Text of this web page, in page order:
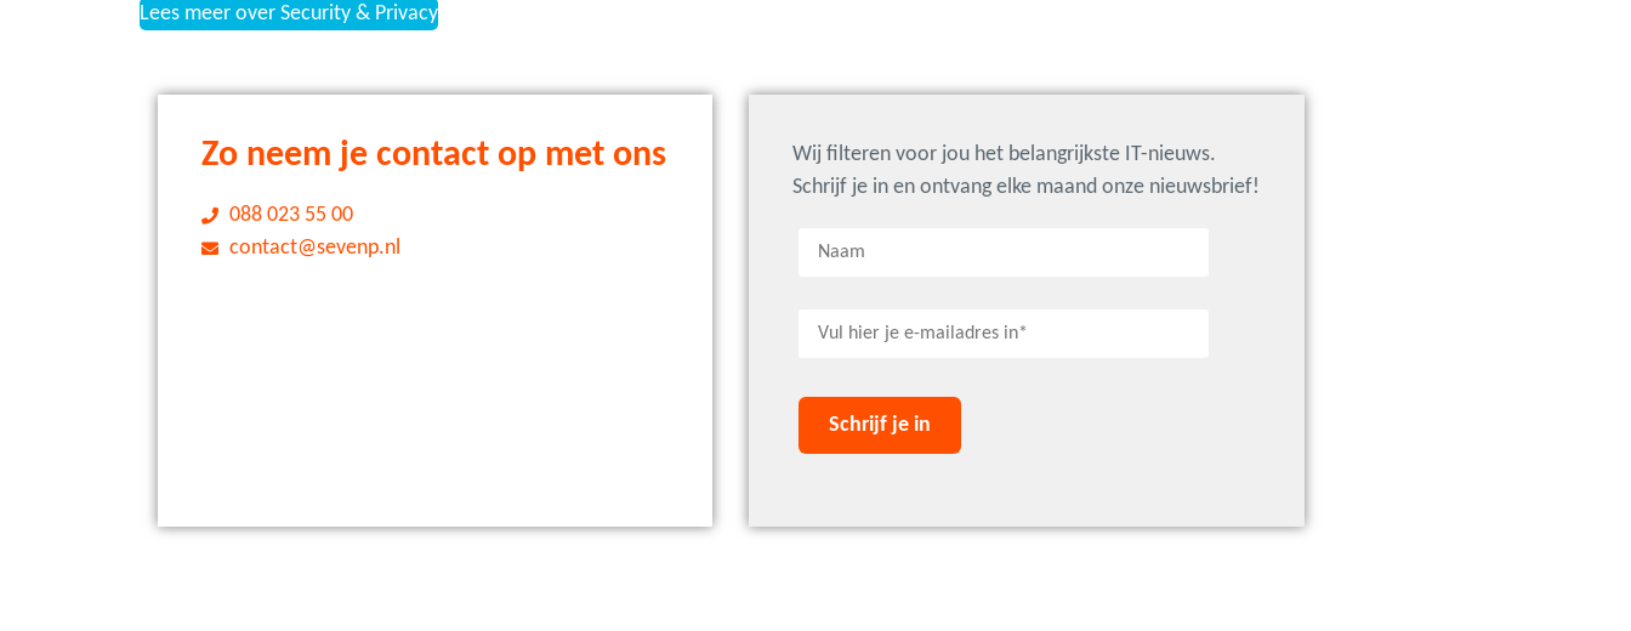
Lees meer over Security & Privacy
Zo neem je contact op met ons
088 023 55 00
contact@sevenp.nl
Wij filteren voor jou het belangrijkste IT-nieuws.
Schrijf je in en ontvang elke maand onze nieuwsbrief!